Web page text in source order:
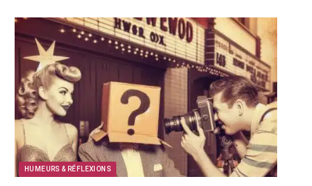
HUMEURS & RÉFLEXIONS